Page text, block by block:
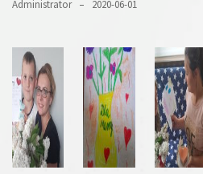
Administrator 2020-06-01